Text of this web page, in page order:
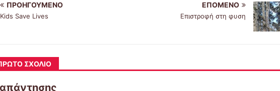
ΠΡΟΗΓΟΎΜΕΝΟ
Kids Save Lives
ΕΠΌΜΕΝΟ
Επιστροφή στη φυση
ΣΧΌΛΙΟ